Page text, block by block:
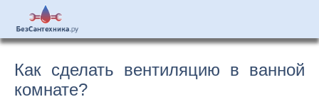
Как сделать вентиляцию в ванной
комнате?